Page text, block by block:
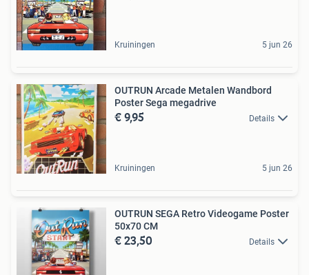
Kruiningen 5 jun 26
OUTRUN Arcade Metalen Wandbord
Poster Sega megadrive
€ 9,95 Details
Kruiningen 5 jun 26
OUTRUN SEGA Retro Videogame Poster
50x70 CM
€ 23,50 Details